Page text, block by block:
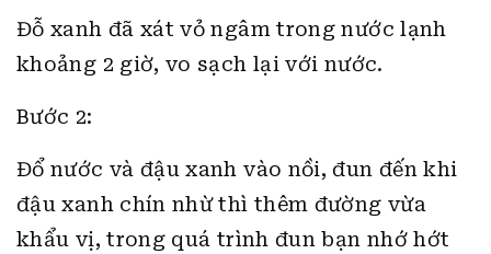
Đỗ xanh đã xát vỏ ngâm trong nước lạnh
khoảng 2 giờ, vo sạch lại với nước.
Bước 2:
Đổ nước và đậu xanh vào nồi, đun đến khi
đậu xanh chín nhừ thì thêm đường vừa
khẩu vị, trong quá trình đun bạn nhớ hớt